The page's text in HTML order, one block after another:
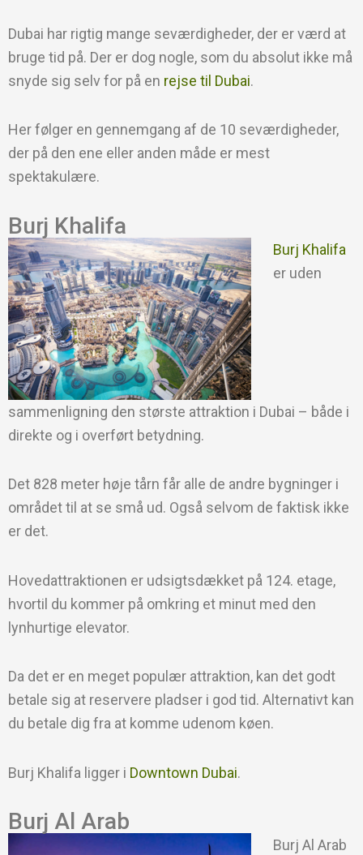
Dubai har rigtig mange seværdigheder, der er værd at
bruge tid på. Der er dog nogle, som du absolut ikke må
snyde sig selv for på en rejse til Dubai.
Her følger en gennemgang af de 10 seværdigheder,
der på den ene eller anden måde er mest
spektakulære.
Burj Khalifa
Burj Khalifa
er uden
sammenligning den største attraktion i Dubai – både i
direkte og i overført betydning.
Det 828 meter høje tårn får alle de andre bygninger i
området til at se små ud. Også selvom de faktisk ikke
er det.
Hovedattraktionen er udsigtsdækket på 124. etage,
hvortil du kommer på omkring et minut med den
lynhurtige elevator.
Da det er en meget populær attraktion, kan det godt
betale sig at reservere pladser i god tid. Alternativt kan
du betale dig fra at komme udenom køen.
Burj Khalifa ligger i Downtown Dubai.
Burj Al Arab
Burj Al Arab